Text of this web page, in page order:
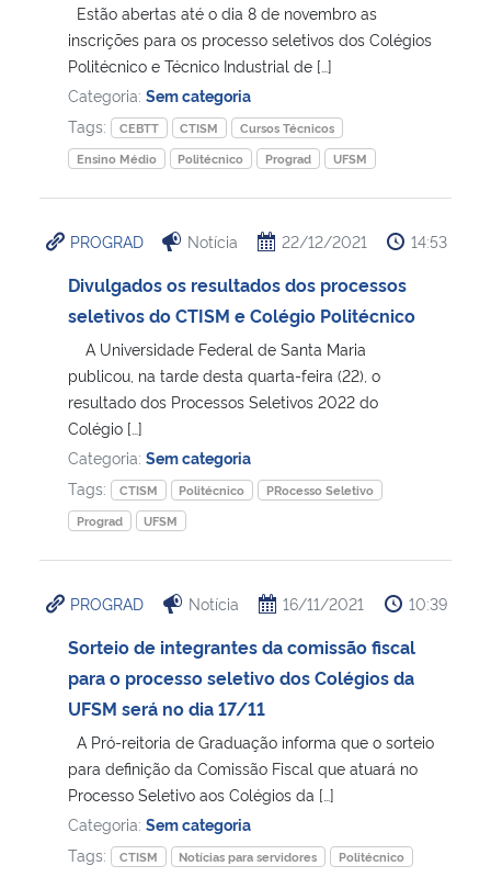
Gabinete de Segurança Institucional
Advocacia-Geral da União
Estão abertas até o dia 8 de novembro as
inscrições para os processo seletivos dos Colégios
Politécnico e Técnico Industrial de […]
Categoria: Sem categoria
Tags:
CEBTT CTISM
Cursos Técnicos
Ensino Médio
Politécnico Prograd UFSM
PROGRAD Notícia 22/12/2021 14:53
Divulgados os resultados dos processos
seletivos do CTISM e Colégio Politécnico
A Universidade Federal de Santa Maria
publicou, na tarde desta quarta-feira (22), o
resultado dos Processos Seletivos 2022 do
Colégio […]
Categoria: Sem categoria
Tags:
CTISM Politécnico
PRocesso Seletivo
Prograd
UFSM
PROGRAD Notícia 16/11/2021 10:39
Sorteio de integrantes da comissão fiscal
para o processo seletivo dos Colégios da
UFSM será no dia 17/11
A Pró-reitoria de Graduação informa que o sorteio
para definição da Comissão Fiscal que atuará no
Processo Seletivo aos Colégios da […]
Categoria: Sem categoria
Tags:
CTISM Notícias para servidores Politécnico